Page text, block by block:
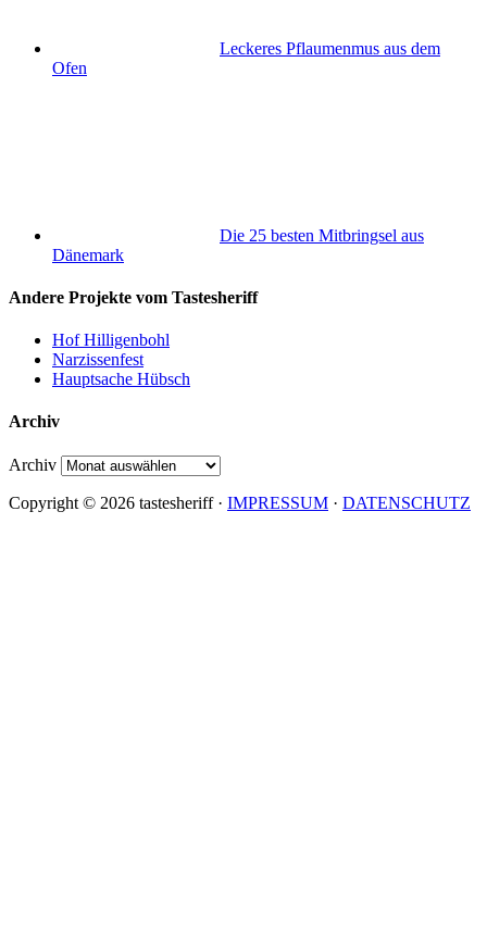
Leckeres Pflaumenmus aus dem
Ofen
Die 25 besten Mitbringsel aus
Dänemark
Andere Projekte vom Tastesheriff
Hof Hilligenbohl
Narzissenfest
Hauptsache Hübsch
Archiv
Archiv
Copyright © 2026 tastesheriff · IMPRESSUM · DATENSCHUTZ